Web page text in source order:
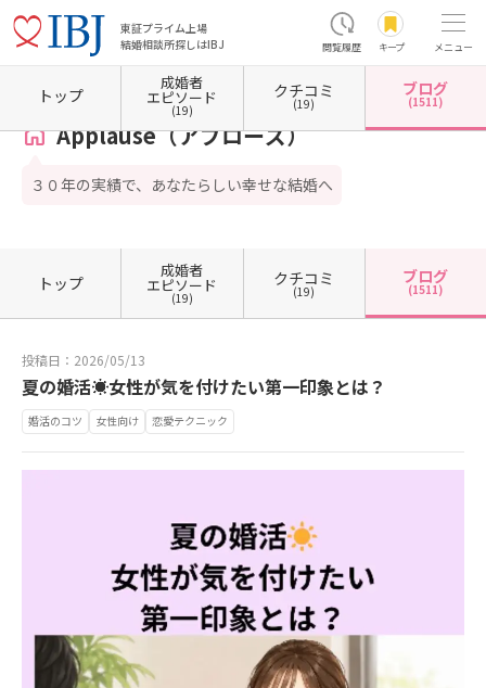
東証プライム上場
結婚相談所探しはIBJ
閲覧履歴 キープ メニュー
ホーム 鳥取県の結婚相談所 鳥取県鳥取市 Applause（アプローズ） カウンセラーブ
Applause（アプローズ）
３０年の実績で、あなたらしい幸せな結婚へ
トップ
成婚者
エピソード
(19)
クチコミ
(19)
ブログ
(1511)
トップ
成婚者
エピソード
(19)
クチコミ
(19)
ブログ
(1511)
投稿日：2026/05/13
夏の婚活☀️女性が気を付けたい第一印象とは？
婚活のコツ 女性向け 恋愛テクニック